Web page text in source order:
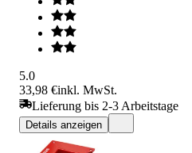
5.0
33,98 €inkl. MwSt.
Lieferung bis 2-3 Arbeitstage
Details anzeigen